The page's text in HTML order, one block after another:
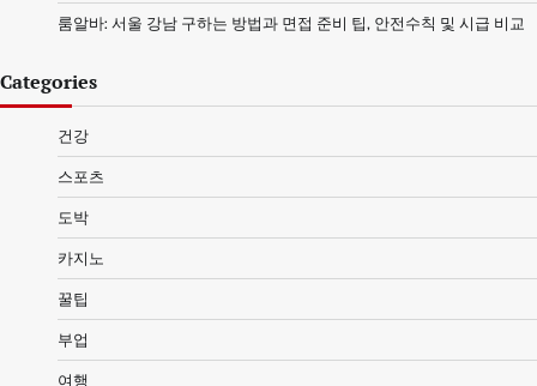
룸알바: 서울 강남 구하는 방법과 면접 준비 팁, 안전수칙 및 시급 비교
Categories
건강
스포츠
도박
카지노
꿀팁
부업
여행